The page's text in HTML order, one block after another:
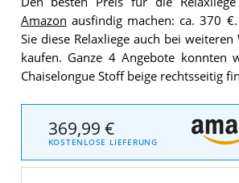
Amazon ausfindig machen: ca. 370
Sie diese Relaxliege auch bei weiteren
kaufen. Ganze 4 Angebote konnten
Chaiselongue Stoff beige rechtsseitig
369,99 €
KOSTENLOSE LIEFERUNG